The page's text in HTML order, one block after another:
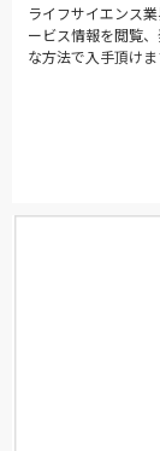
ライフサイエンス
ービス情報を閲覧
な方法で入手頂けま